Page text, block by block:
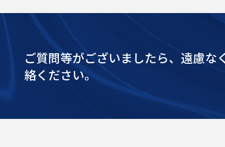
ご質問等がございましたら、遠慮な
絡ください。